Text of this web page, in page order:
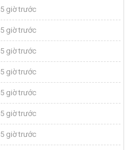
5 giờ trước
5 giờ trước
5 giờ trước
5 giờ trước
5 giờ trước
5 giờ trước
5 giờ trước